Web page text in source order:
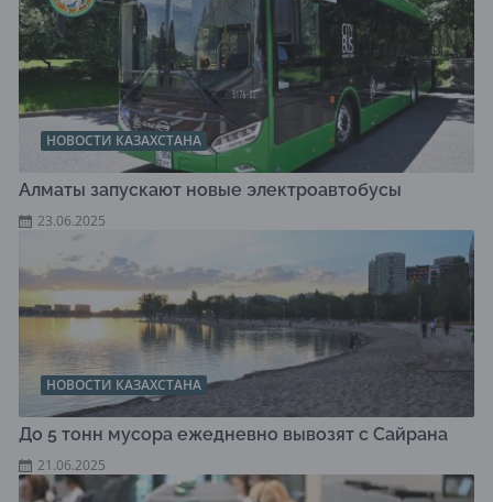
НОВОСТИ КАЗАХСТАНА
Алматы запускают новые электроавтобусы
23.06.2025
НОВОСТИ КАЗАХСТАНА
До 5 тонн мусора ежедневно вывозят с Сайрана
21.06.2025